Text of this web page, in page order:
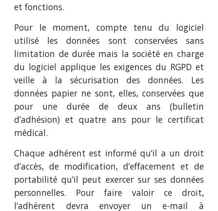
et fonctions.
Pour le moment, compte tenu du logiciel
utilisé les données sont conservées sans
limitation de durée mais la société en charge
du logiciel applique les exigences du RGPD et
veille à la sécurisation des données. Les
données papier ne sont, elles, conservées que
pour une durée de deux ans (bulletin
d’adhésion) et quatre ans pour le certificat
médical.
Chaque adhérent est informé qu’il a un droit
d’accès, de modification, d’effacement et de
portabilité qu’il peut exercer sur ses données
personnelles. Pour faire valoir ce droit,
l’adhérent devra envoyer un e-mail à